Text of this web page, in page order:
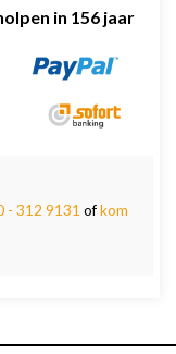
in 156 jaar
- 312 9131 ofkom